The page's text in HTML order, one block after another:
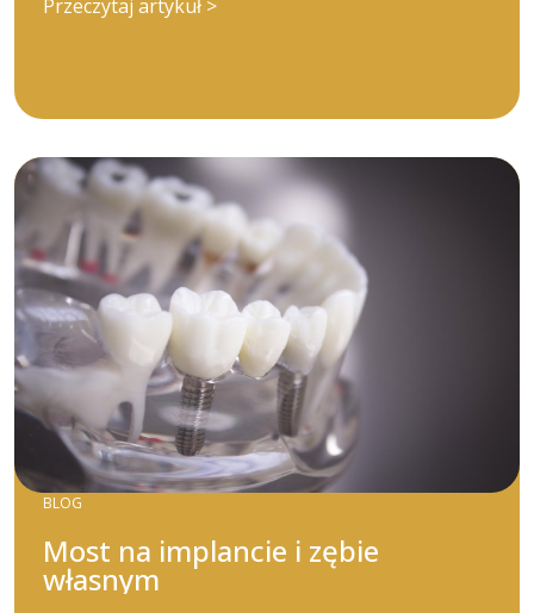
Przeczytaj artykuł >
BLOG
Most na implancie i zębie
własnym